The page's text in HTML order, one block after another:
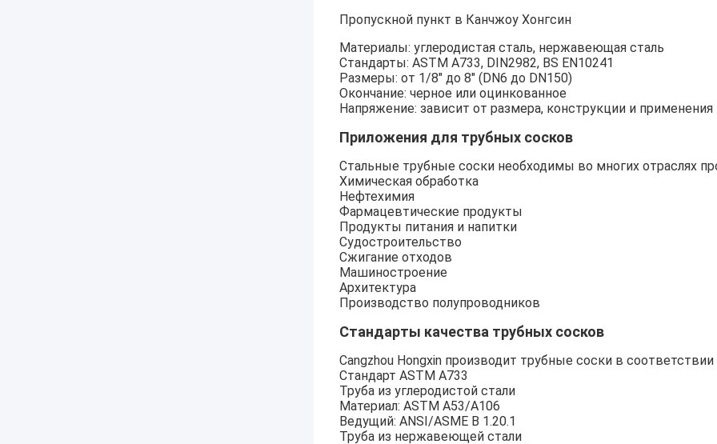
Пропускной пункт в Канчжоу Хонгсин
Материалы: углеродистая сталь, нержавеющая сталь
Стандарты: ASTM A733, DIN2982, BS EN10241
Размеры: от 1/8" до 8" (DN6 до DN150)
Окончание: черное или оцинкованное
Напряжение: зависит от размера, конструкции и применения
Приложения для трубных сосков
Стальные трубные соски необходимы во многих отраслях
Химическая обработка
Нефтехимия
Фармацевтические продукты
Продукты питания и напитки
Судостроительство
Сжигание отходов
Машиностроение
Архитектура
Производство полупроводников
Стандарты качества трубных сосков
Cangzhou Hongxin производит трубные соски в
Стандарт ASTM A733
Труба из углеродистой стали
Материал: ASTM A53/A106
Ведущий: ANSI/ASME B 1.20.1
Труба из нержавеющей стали